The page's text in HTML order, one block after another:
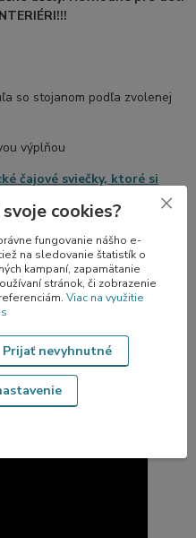
so stojanom podľa zvolenej
výplňou
čajové sviečky, ktoré si
Elektrická čajová sviečka
balenia.
spracovaniu skla a
je unikátny originál.
cookies?
fungovanie nášho e-
na sledovanie štatistík o
kampaní, zapamätanie
stránok, či zobrazenie
Viac na využitie
Prijať nevyhnutné